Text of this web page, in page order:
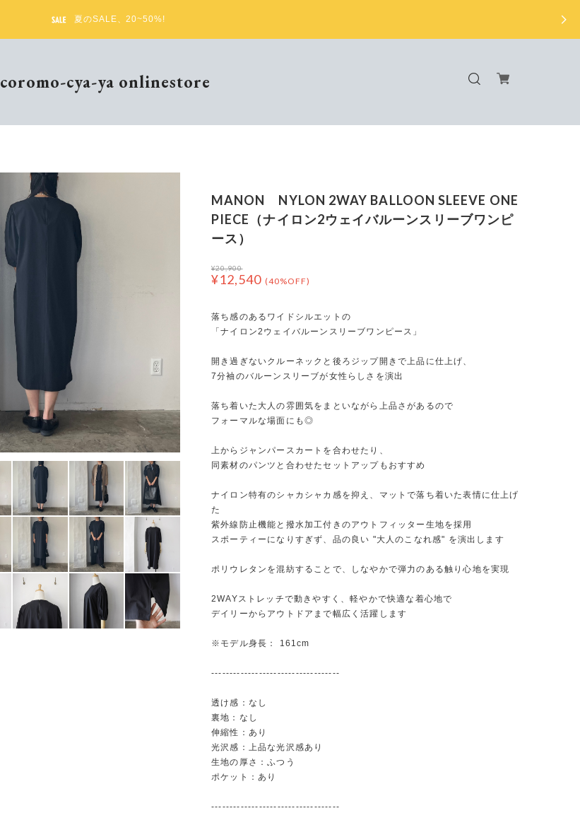
夏のSALE、20~50%!
coromo-cya-ya onlinestore
MANON NYLON 2WAY BALLOON SLEEVE ONE
PIECE（ナイロン2ウェイバルーンスリーブワンピ
ース）
¥20,900
¥12,540 (40%OFF)
落ち感のあるワイドシルエットの
「ナイロン2ウェイバルーンスリーブワンピース」
開き過ぎないクルーネックと後ろジップ開きで上品に仕上げ、
7分袖のバルーンスリーブが女性らしさを演出
落ち着いた大人の雰囲気をまといながら上品さがあるので
フォーマルな場面にも◎
上からジャンパースカートを合わせたり、
同素材のパンツと合わせたセットアップもおすすめ
ナイロン特有のシャカシャカ感を抑え、マットで落ち着いた表情に仕上げ
た
紫外線防止機能と撥水加工付きのアウトフィッター生地を採用
スポーティーになりすぎず、品の良い "大人のこなれ感" を演出します
ポリウレタンを混紡することで、しなやかで弾力のある触り心地を実現
2WAYストレッチで動きやすく、軽やかで快適な着心地で
デイリーからアウトドアまで幅広く活躍します
※モデル身長： 161cm
-----------------------------------
透け感：なし
裏地：なし
伸縮性：あり
光沢感：上品な光沢感あり
生地の厚さ：ふつう
ポケット：あり
-----------------------------------